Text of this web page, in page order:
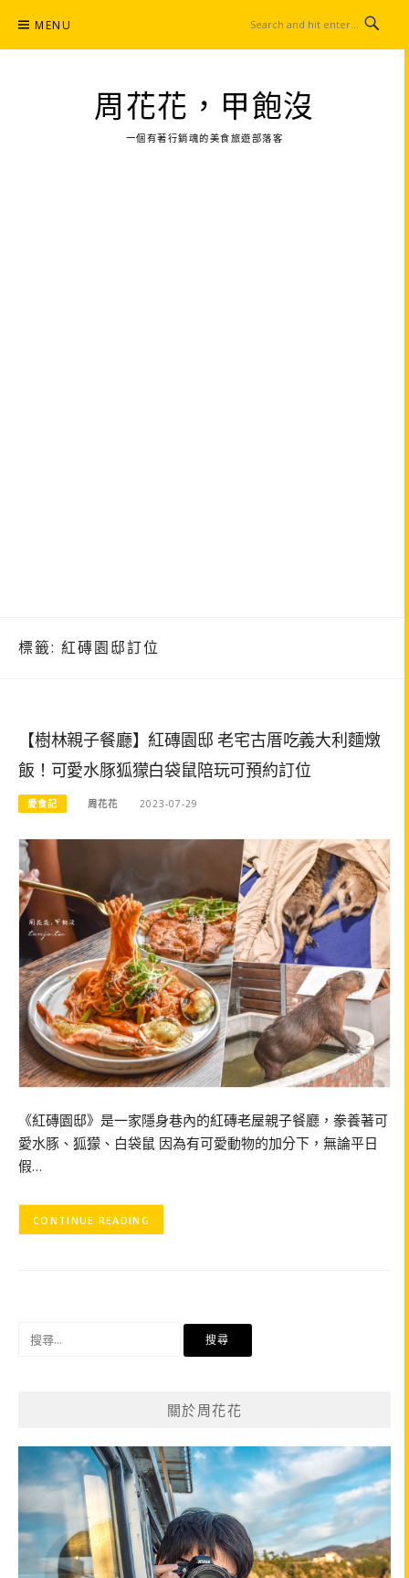
content
MENU
周花花，甲飽沒
一個有著行銷魂的美食旅遊部落客
標籤: 紅磚園邸訂位
【樹林親子餐廳】紅磚園邸 老宅古厝吃義大利麵燉
飯！可愛水豚狐獴白袋鼠陪玩可預約訂位
愛食記 周花花 2023-07-29
《紅磚園邸》是一家隱身巷內的紅磚老屋親子餐廳，豢養著可
愛水豚、狐獴、白袋鼠 因為有可愛動物的加分下，無論平日
假…
CONTINUE READING
關於周花花